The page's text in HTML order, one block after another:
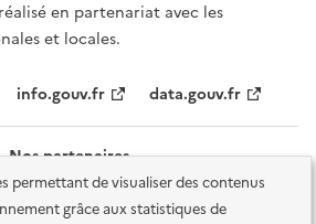
permettant de visualiser des contenus
grâce aux statistiques de
en partenariat avec les
et locales.
info.gouv.fr data.gouv.fr
Nos partenaires